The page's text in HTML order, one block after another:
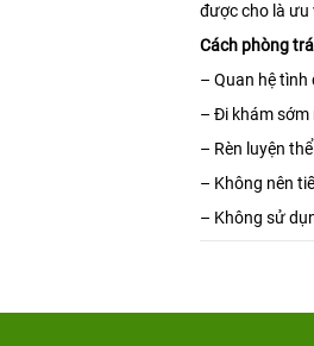
được cho là ưu
Cách phòng
– Quan hệ tình
– Đi khám sớm
– Rèn luyện
– Không nên
– Không sử